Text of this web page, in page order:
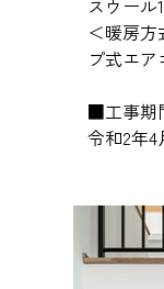
スウール
＜暖房
プ式エア
■工事期
令和2年4